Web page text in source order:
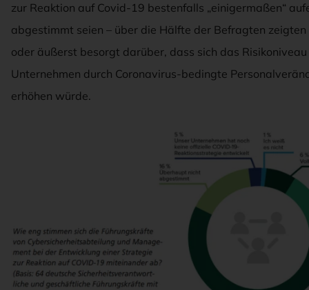
zur Reaktion auf Covid-19 bestenfalls „einigermaßen“
abgestimmt seien – über die Hälfte der Befragten zeigten
oder äußerst besorgt darüber, dass sich das
Unternehmen durch Coronavirus-bedingte
erhöhen würde.